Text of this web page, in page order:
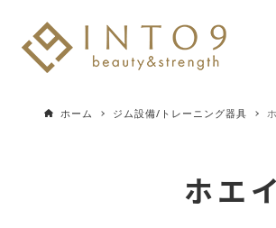
ホーム ジム設備/トレーニング器具
ホエ